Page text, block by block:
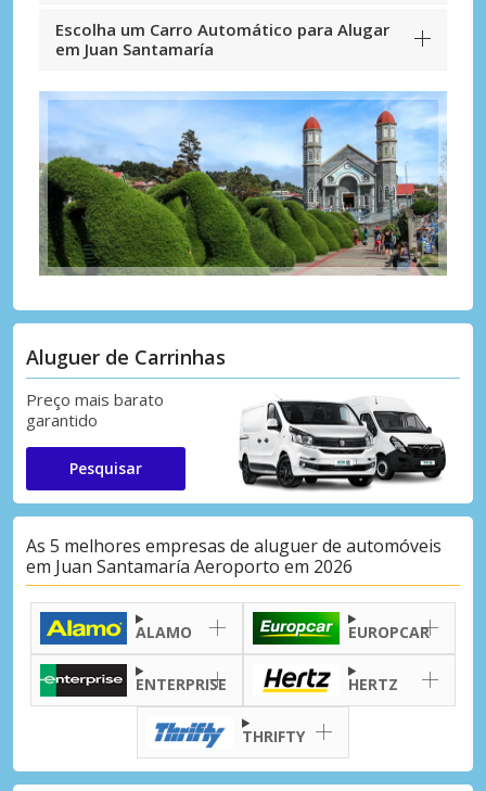
Escolha um Carro Automático para Alugar
em Juan Santamaría
Aluguer de Carrinhas
Preço mais barato
garantido
Pesquisar
As 5 melhores empresas de aluguer de automóveis
em Juan Santamaría Aeroporto em 2026
ALAMO EUROPCAR
ENTERPRISE HERTZ
THRIFTY